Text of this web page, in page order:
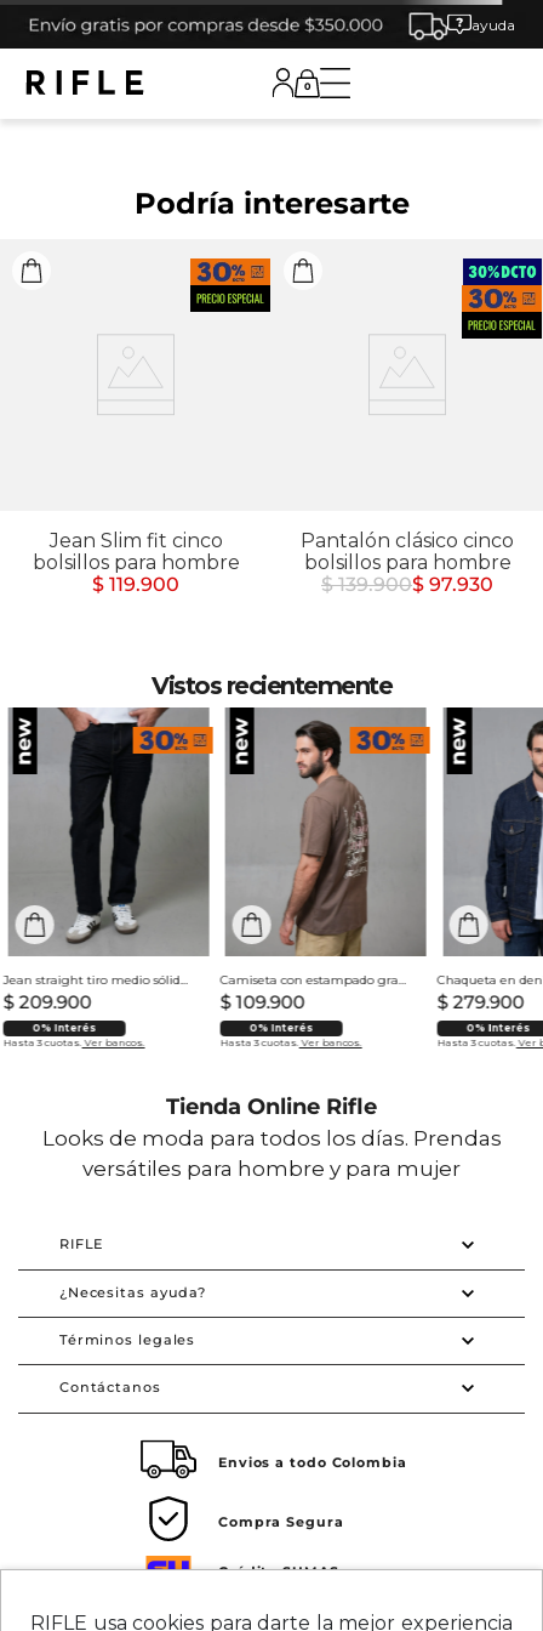
ayuda
0
RIFLE usa cookies para darte la mejor experiencia
Podría interesarte
Jean Slim fit cinco
bolsillos para hombre
$ 119.900
Pantalón clásico cinco
bolsillos para hombre
$ 139.900$ 97.930
Vistos recientemente
Jean straight tiro medio sólido para hombre
$ 209.900
0% Interés
Hasta 3 cuotas. Ver bancos.
Camiseta con estampado grande en espalda para hombre
$ 109.900
0% Interés
Hasta 3 cuotas. Ver bancos.
$ 279.900
0% Interés
Hasta 3 cuotas. Ver
Tienda Online Rifle
Looks de moda para todos los días. Prendas
versátiles para hombre y para mujer
RIFLE
¿Necesitas ayuda?
Términos legales
Contáctanos
Envios a todo Colombia
Compra Segura
Crédito SUMAS